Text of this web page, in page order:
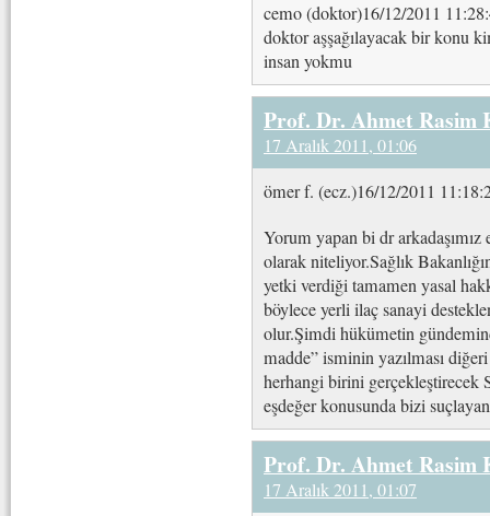
cemo (doktor)16/12/2011
doktor aşşağılayacak bir konu
insan yokmu
Prof. Dr. Ahmet Rasim
17 Aralık 2011, 01:06
ömer f. (ecz.)16/12/2011
Yorum yapan bi dr arkadaşımız
olarak niteliyor.Sağlık
yetki verdiği tamamen yasal
böylece yerli ilaç sanayi
olur.Şimdi hükümetin
madde” isminin yazılması
herhangi birini gerçekleştirecek
eşdeğer konusunda bizi
Prof. Dr. Ahmet Rasim
17 Aralık 2011, 01:07